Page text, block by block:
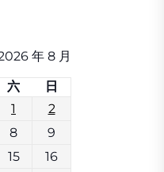
年 8 月
六
日
1
2
8
9
15
16